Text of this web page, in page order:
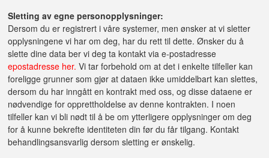
Sletting av egne personopplysninger:
Dersom du er registrert i våre systemer, men ønsker at vi sletter
opplysningene vi har om deg, har du rett til dette. Ønsker du å
slette dine data ber vi deg ta kontakt via e-postadresse
epostadresse her. Vi tar forbehold om at det i enkelte tilfeller kan
foreligge grunner som gjør at dataen ikke umiddelbart kan slettes,
dersom du har inngått en kontrakt med oss, og disse dataene er
nødvendige for opprettholdelse av denne kontrakten. I noen
tilfeller kan vi bli nødt til å be om ytterligere opplysninger om deg
for å kunne bekrefte identiteten din før du får tilgang. Kontakt
behandlingsansvarlig dersom sletting er ønskelig.